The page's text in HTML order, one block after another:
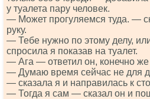
у туалета пару человек.
— Может прогуляемся туда. —
руку.
— Тебе нужно по этому делу,
спросила я показав на туалет.
— Ага — ответил он, конечно же
— Думаю время сейчас не для
— сказала я и направилась к
— Тогда я сам — сказал он и